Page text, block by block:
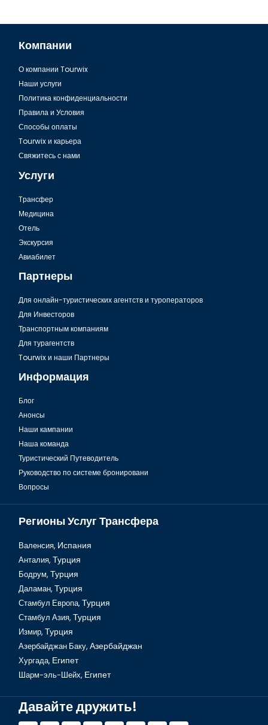
Аэропорт Бодрума, пассажиры-инвалиды и особенные
Уникальный морской музей в Бодруме
Компании
О компании Tourwix
Наши услуги
Политика конфиденциальности
Правила и Условия
Способы оплаты
Tourwix и карьера
Свяжитесь с нами
Услуги
Tрансфер
Медицина
Отель
Экскурсия
Авиабилет
Партнеры
Для онлайн-туристических агентств и туроператоров
Для Инвесторов
Транспортным компаниям
Для турагентств
Tourwix и наши Партнеры
Информация
Блог
Анонсы
Наши кампании
Наша команда
Туристический Путеводитель
Руководство по системе бронировани
Вопросы
Регионы Услуг Трансфера
Валенсия, Испания
Анталия, Турция
Бодрум, Турция
Даламан, Турция
Стамбул Европа, Турция
Стамбул Азия, Турция
Измир, Турция
Азербайджан Баку, Азербайджан
Хургада, Египет
Шарм-эль-Шейх, Египет
Давайте дружить!